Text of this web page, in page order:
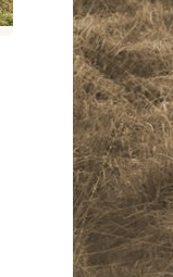
Winzige Drei in